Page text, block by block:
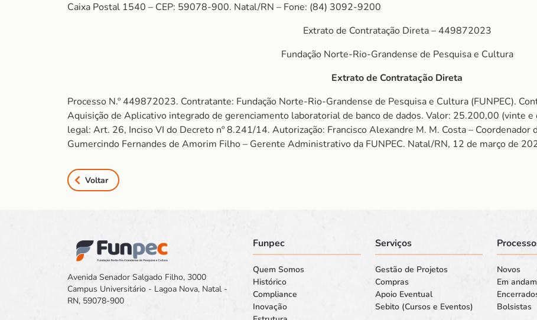
Caixa Postal 1540 – CEP: 59078-900. Natal/RN – Fone: (84) 3092-9200
Extrato de Contratação Direta – 449872023
Fundação Norte-Rio-Grandense de Pesquisa e Cultura
Extrato de Contratação Direta
Processo N.º 449872023. Contratante: Fundação Norte-Rio-Grandense de Pesquisa e Cultura (FUNPEC).
Aquisição de Aplicativo integrado de gerenciamento laboratorial de banco de dados. Valor: 25.200,00 (vinte
legal: Art. 26, Inciso VI do Decreto nº 8.241/14. Autorização: Francisco Alexandre M. M. Costa – Coordenador
Gumercindo Fernandes de Amorim Filho – Gerente Administrativo da FUNPEC. Natal/RN, 12 de março de
Voltar
Avenida Senador Salgado Filho, 3000
Campus Universitário - Lagoa Nova, Natal -
RN, 59078-900
Funpec
Quem Somos
Histórico
Compliance
Inovação
Serviços
Gestão de Projetos
Compras
Apoio Eventual
Sebito (Cursos e Eventos)
Novos
Em
Bolsistas